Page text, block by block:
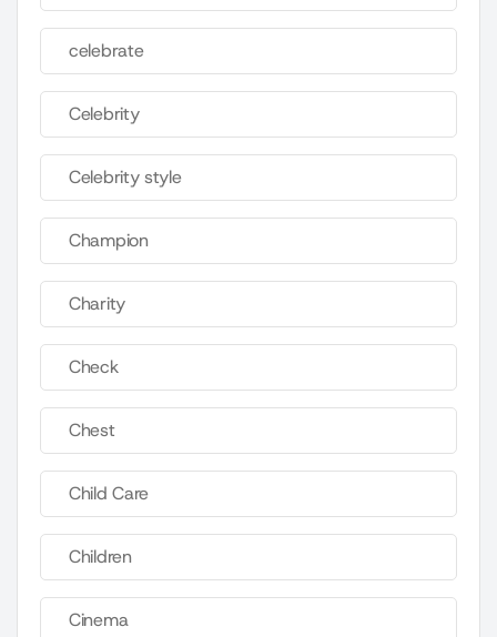
celebrate
Celebrity
Celebrity style
Champion
Charity
Check
Chest
Child Care
Children
Cinema